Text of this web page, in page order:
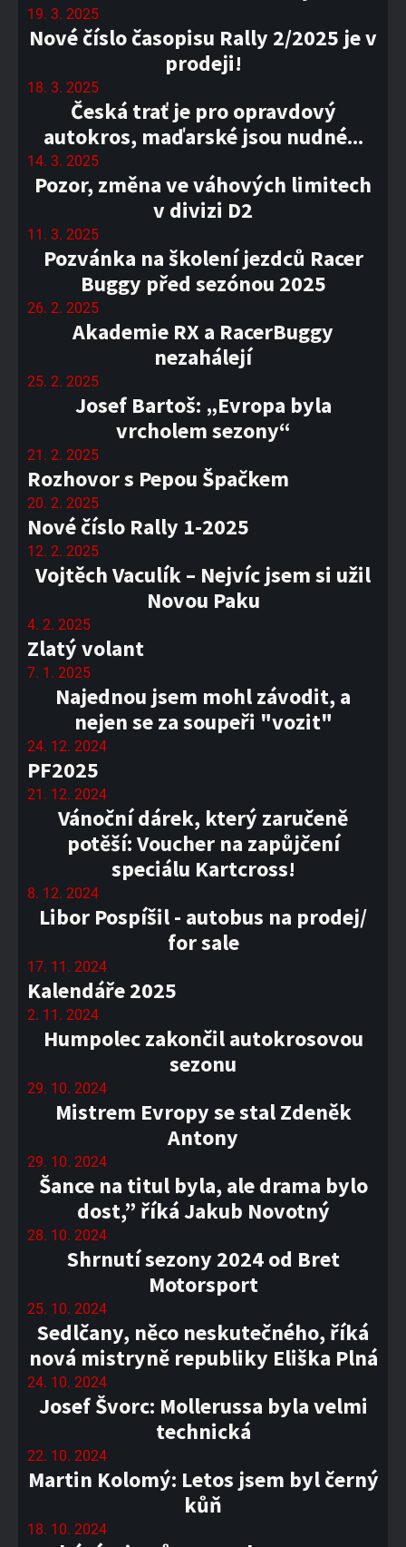
19. 3. 2025
Nové číslo časopisu Rally 2/2025 je v
prodeji!
18. 3. 2025
Česká trať je pro opravdový
autokros, maďarské jsou nudné...
14. 3. 2025
Pozor, změna ve váhových limitech
v divizi D2
11. 3. 2025
Pozvánka na školení jezdců Racer
Buggy před sezónou 2025
26. 2. 2025
Akademie RX a RacerBuggy
nezahálejí
25. 2. 2025
Josef Bartoš: „Evropa byla
vrcholem sezony“
21. 2. 2025
Rozhovor s Pepou Špačkem
20. 2. 2025
Nové číslo Rally 1-2025
12. 2. 2025
Vojtěch Vaculík – Nejvíc jsem si užil
Novou Paku
4. 2. 2025
Zlatý volant
7. 1. 2025
Najednou jsem mohl závodit, a
nejen se za soupeři "vozit"
24. 12. 2024
PF2025
21. 12. 2024
Vánoční dárek, který zaručeně
potěší: Voucher na zapůjčení
speciálu Kartcross!
8. 12. 2024
Libor Pospíšil - autobus na prodej/
for sale
17. 11. 2024
Kalendáře 2025
2. 11. 2024
Humpolec zakončil autokrosovou
sezonu
29. 10. 2024
Mistrem Evropy se stal Zdeněk
Antony
29. 10. 2024
Šance na titul byla, ale drama bylo
dost,” říká Jakub Novotný
28. 10. 2024
Shrnutí sezony 2024 od Bret
Motorsport
25. 10. 2024
Sedlčany, něco neskutečného, říká
nová mistryně republiky Eliška Plná
24. 10. 2024
Josef Švorc: Mollerussa byla velmi
technická
22. 10. 2024
Martin Kolomý: Letos jsem byl černý
kůň
18. 10. 2024